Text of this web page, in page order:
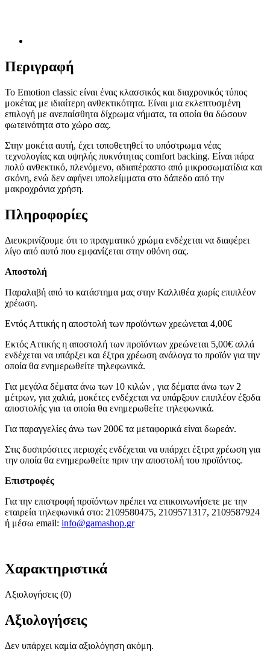
Περιγραφή
Το Emotion classic είναι ένας κλασσικός και διαχρονικός τύπος
μοκέτας με ιδιαίτερη ανθεκτικότητα. Είναι μια εκλεπτυσμένη
επιλογή με ανεπαίσθητα δίχρωμα νήματα, τα οποία θα δώσουν
φωτεινότητα στο χώρο σας.
Στην μοκέτα αυτή, έχει τοποθετηθεί το υπόστρωμα νέας
τεχνολογίας και υψηλής πυκνότητας comfort backing. Είναι πάρα
πολύ ανθεκτικό, πλενόμενο, αδιαπέραστο από μικροσωματίδια και
σκόνη, ενώ δεν αφήνει υπολείμματα στο δάπεδο από την
μακροχρόνια χρήση.
Πληροφορίες
Διευκρινίζουμε ότι το πραγματικό χρώμα ενδέχεται να διαφέρει
λίγο από αυτό που εμφανίζεται στην οθόνη σας.
Αποστολή
Παραλαβή από το κατάστημα μας στην Καλλιθέα χωρίς επιπλέον
χρέωση.
Εντός Αττικής η αποστολή των προϊόντων χρεώνεται 4,00€
Εκτός Αττικής η αποστολή των προϊόντων χρεώνεται 5,00€ αλλά
ενδέχεται να υπάρξει και έξτρα χρέωση ανάλογα το προϊόν για την
οποία θα ενημερωθείτε τηλεφωνικά.
Για μεγάλα δέματα άνω των 10 κιλών , για δέματα άνω των 2
μέτρων, για χαλιά, μοκέτες ενδέχεται να υπάρξουν επιπλέον έξοδα
αποστολής για τα οποία θα ενημερωθείτε τηλεφωνικά.
Για παραγγελίες άνω των 200€ τα μεταφορικά είναι δωρεάν.
Στις δυσπρόσιτες περιοχές ενδέχεται να υπάρχει έξτρα χρέωση για
την οποία θα ενημερωθείτε πριν την αποστολή του προϊόντος.
Επιστροφές
Για την επιστροφή προϊόντων πρέπει να επικοινωνήσετε με την
εταιρεία τηλεφωνικά στο: 2109580475, 2109571317, 2109587924
ή μέσω email: info@gamashop.gr
Χαρακτηριστικά
Αξιολογήσεις (0)
Αξιολογήσεις
Δεν υπάρχει καμία αξιολόγηση ακόμη.